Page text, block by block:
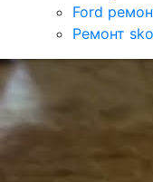
Ford
Ремонт